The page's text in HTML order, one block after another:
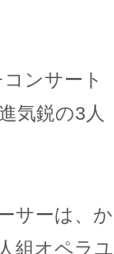
ンサート
気鋭の3人
サーは、か
組オペラユ